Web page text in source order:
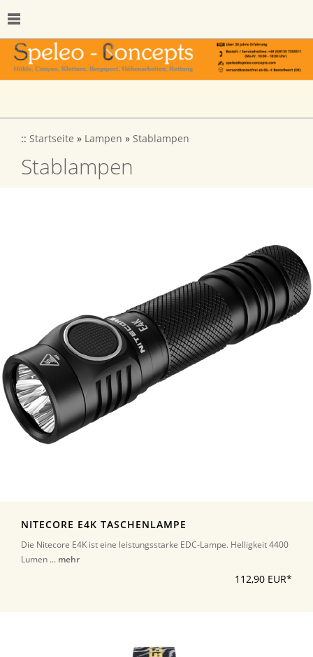
:: Startseite » Lampen » Stablampen
Stablampen
NITECORE E4K TASCHENLAMPE
Die Nitecore E4K ist eine leistungsstarke EDC-Lampe. Helligkeit 4400
Lumen ... mehr
112,90 EUR*